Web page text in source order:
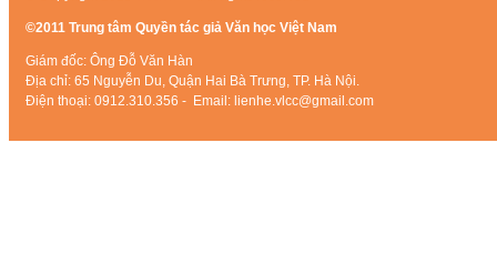
©2011 Trung tâm Quyền tác giả Văn học Việt Nam
Giám đốc: Ông Đỗ Văn Hàn
Địa chỉ: 65 Nguyễn Du, Quận Hai Bà Trưng, TP. Hà Nội.
Điện thoại: 0912.310.356 - Email: lienhe.vlcc@gmail.com